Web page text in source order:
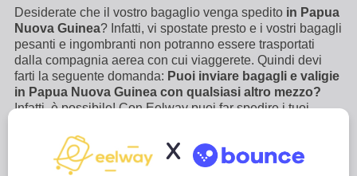
Desiderate che il vostro bagaglio venga spedito in Papua
Nuova Guinea? Infatti, vi spostate presto e i vostri bagagli
pesanti e ingombranti non potranno essere trasportati
dalla compagnia aerea con cui viaggerete. Quindi devi
farti la seguente domanda: Puoi inviare bagagli e valigie
in Papua Nuova Guinea con qualsiasi altro mezzo?
Infatti, è possibile! Con Eelway puoi far spedire i tuoi
deposito bagagli, vi trasporteremo il vostro
X